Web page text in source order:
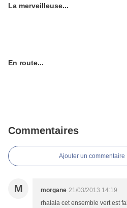
La merveilleuse...
En route...
Commentaires
Ajouter un commentaire
M morgane 21/03/2013 14:19
rhalala cet ensemble vert est